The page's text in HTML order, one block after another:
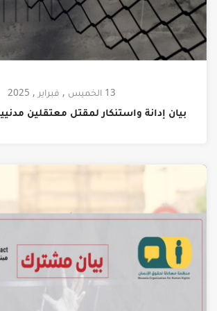
13 الخميس , فبراير , 2025
بيان إدانة واستنكار لمقتل معتقلين